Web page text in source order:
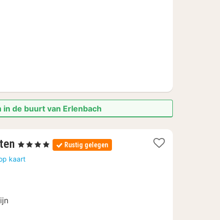
de buurt van Erlenbach
1
nacht
vanaf
, 4 Sterren Rustig gelegen
kaart